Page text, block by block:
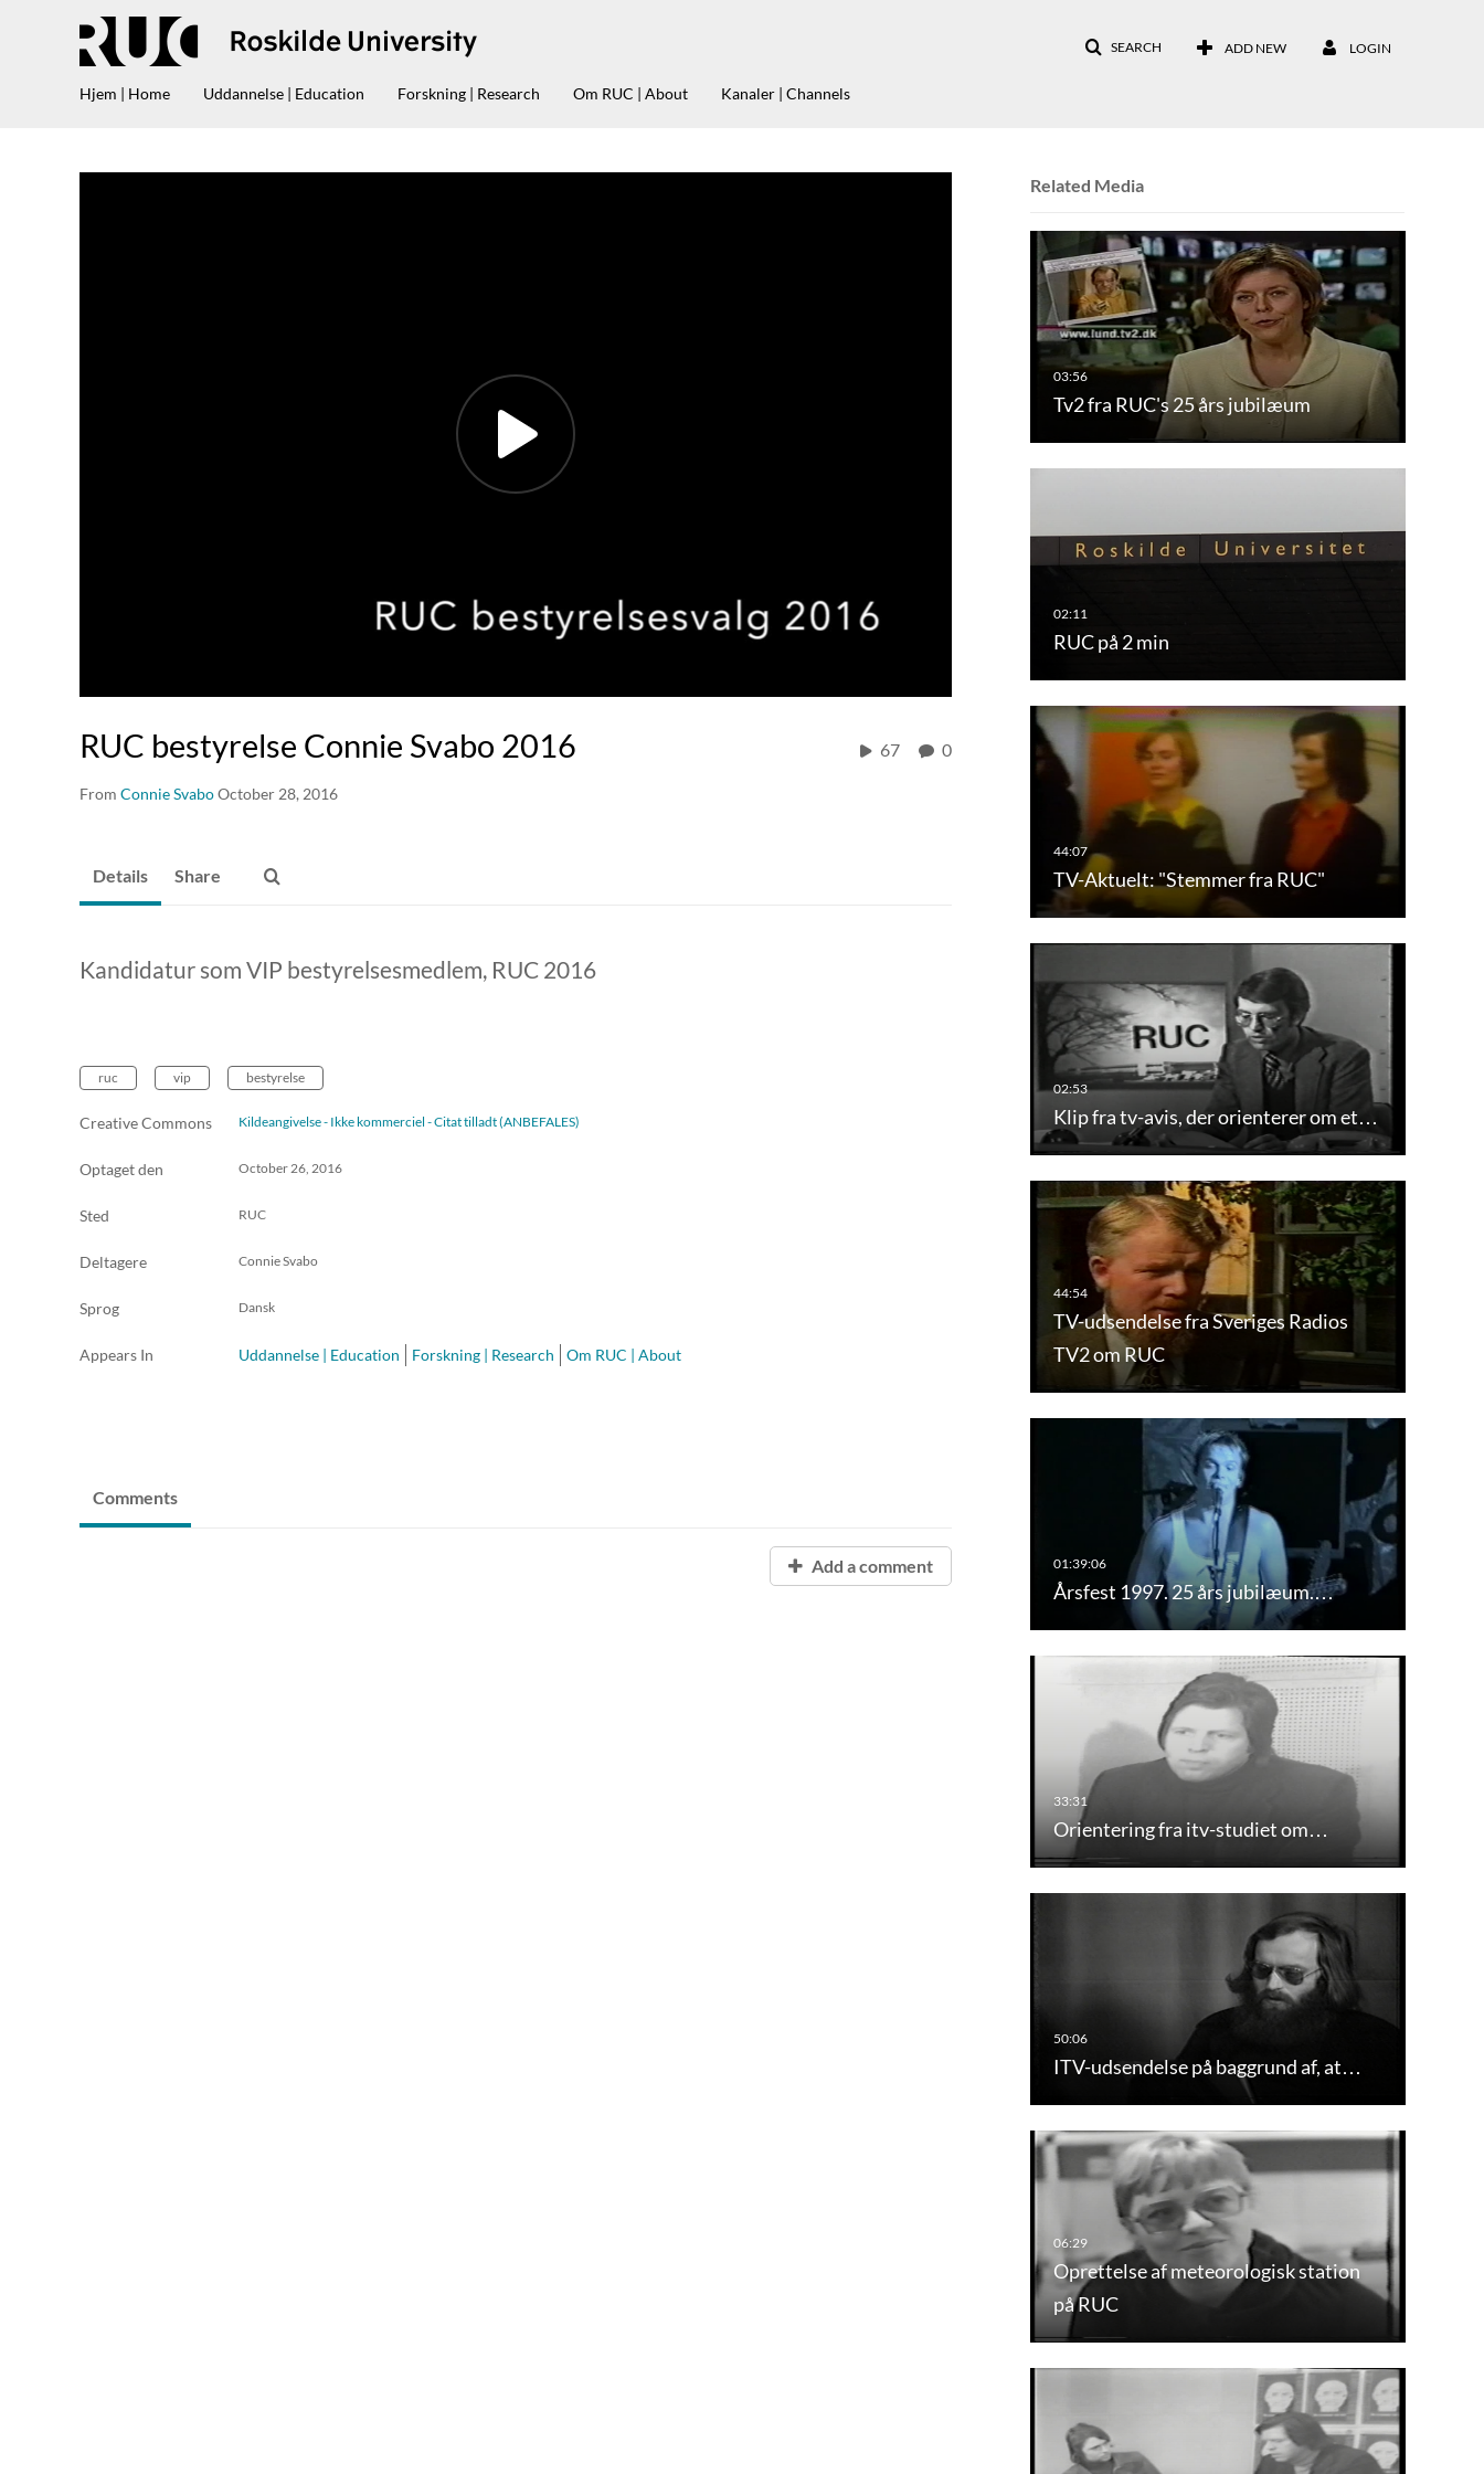
SEARCH ADD NEW LOGIN
Hjem | Home Uddannelse | Education Forskning | Research Om RUC | About Kanaler | Channels
RUC bestyrelse Connie Svabo 2016
From Connie SvaboOctober 28, 2016
67 0
Related Media
Tv2 fra RUC's 25 års jubilæum
RUC på 2 min
TV-Aktuelt: "Stemmer fra RUC"
Klip fra tv-avis, der orienterer om et…
TV-udsendelse fra Sveriges Radios
TV2 om RUC
Årsfest 1997. 25 års jubilæum.…
Orientering fra itv-studiet om…
ITV-udsendelse på baggrund af, at…
Oprettelse af meteorologisk station
på RUC
Details Share
Kandidatur som VIP bestyrelsesmedlem, RUC 2016
ruc vip bestyrelse
Creative Commons Kildeangivelse - Ikke kommerciel - Citat tilladt (ANBEFALES)
Optaget den October 26, 2016
Sted RUC
Deltagere Connie Svabo
Sprog Dansk
Appears In Uddannelse | Education Forskning | Research Om RUC | About
Comments
Add a comment